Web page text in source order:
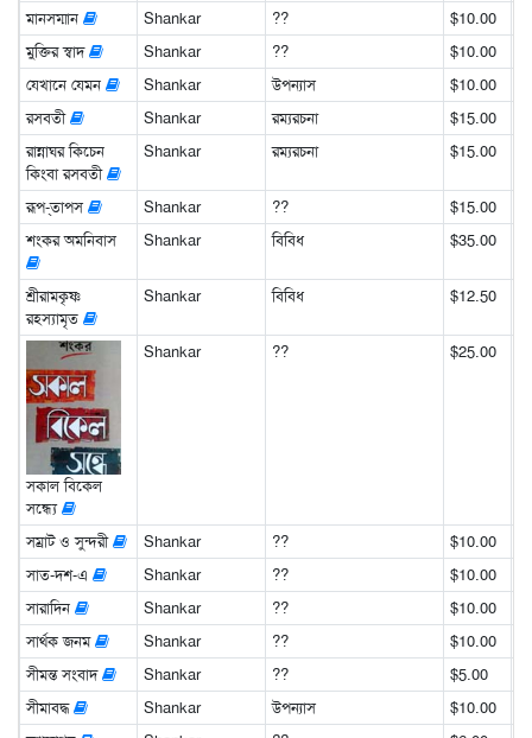
মানসম্মান Shankar ??
$10.00
মুক্তির স্বাদ
Shankar ??
$10.00
যেখানে যেমন
Shankar উপন্যাস
$10.00
রসবতী
Shankar রম্যরচনা
$15.00
রান্নাঘর কিচেন
কিংবা রসবতী
Shankar রম্যরচনা $15.00
রূপ-্তাপস Shankar ??
$15.00
শংকর অমনিবাস
Shankar বিবিধ $35.00
শ্রীরামকৃষ্ণ
রহস্যামৃত
Shankar বিবিধ $12.50
সকাল বিকেল
সন্ধ্যে
Shankar ?? $25.00
সম্রাট ও সুন্দরী Shankar ??
$10.00
সাত-দশ-এ
Shankar ??
$10.00
সারাদিন
Shankar ??
$10.00
সার্থক জনম
Shankar ??
$10.00
সীমন্ত সংবাদ
Shankar ??
$5.00
সীমাবদ্ধ
Shankar উপন্যাস
$10.00